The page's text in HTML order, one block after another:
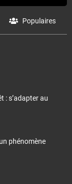
Populaires
: s’adapter au
phénomène